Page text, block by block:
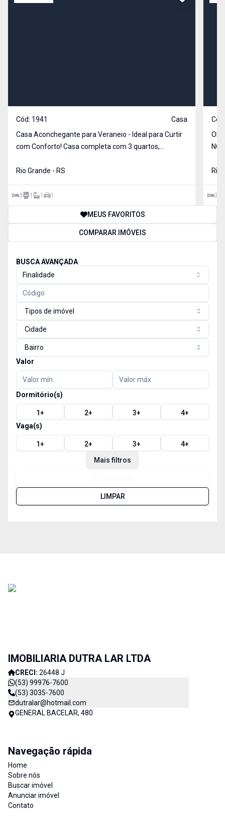
Cód: 1941
Casa
Casa Aconchegante para Veraneio - Ideal para Curtir
com Conforto! Casa completa com 3 quartos,
inesquecíveis com família e amigos. Conta ainda com
lazer c
Rio Grande - RS
3 1 1 1
NO
Rio
3
MEUS FAVORITOS
COMPARAR IMÓVEIS
BUSCA AVANÇADA
Finalidade
Tipos de imóvel
Cidade
Bairro
Valor
Dormitório(s)
1+ 2+ 3+ 4+
Vaga(s)
1+ 2+ 3+ 4+
Mais filtros
LIMPAR
IMOBILIARIA DUTRA LAR LTDA
CRECI: 26448 J
(53) 99976-7600
(53) 3035-7600
dutralar@hotmail.com
GENERAL BACELAR, 480
Navegação rápida
Home
Sobre nós
Buscar imóvel
Anunciar imóvel
Contato